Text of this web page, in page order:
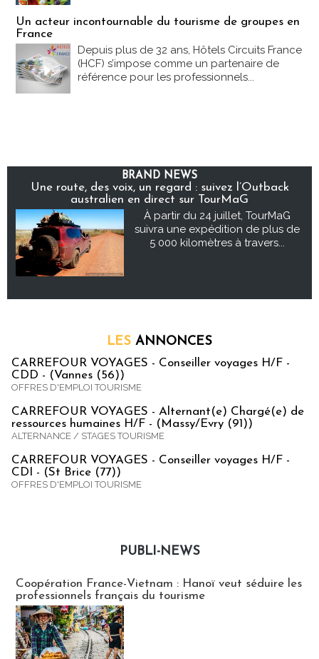
Un acteur incontournable du tourisme de groupes en
France
Depuis plus de 32 ans, Hôtels Circuits France
(HCF) s’impose comme un partenaire de
référence pour les professionnels...
BRAND NEWS
Une route, des voix, un regard : suivez l’Outback
australien en direct sur TourMaG
À partir du 24 juillet, TourMaG
suivra une expédition de plus de
5 000 kilomètres à travers...
LES ANNONCES
CARREFOUR VOYAGES - Conseiller voyages H/F -
CDD - (Vannes (56))
OFFRES D'EMPLOI TOURISME
CARREFOUR VOYAGES - Alternant(e) Chargé(e) de
ressources humaines H/F - (Massy/Evry (91))
ALTERNANCE / STAGES TOURISME
CARREFOUR VOYAGES - Conseiller voyages H/F -
CDI - (St Brice (77))
OFFRES D'EMPLOI TOURISME
PUBLI-NEWS
Coopération France-Vietnam : Hanoï veut séduire les
professionnels français du tourisme